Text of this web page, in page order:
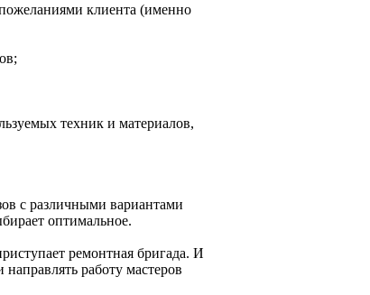
пожеланиями клиента (именно
техник и материалов,
с различными вариантами
оптимальное.
ремонтная бригада. И
направлять работу мастеров